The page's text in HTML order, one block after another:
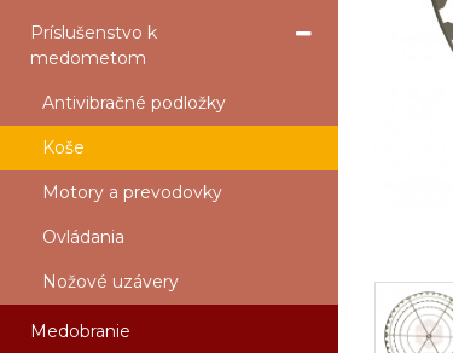
Príslušenstvo k
medometom
Antivibračné podložky
Koše
Motory a prevodovky
Ovládania
Nožové uzávery
Medobranie